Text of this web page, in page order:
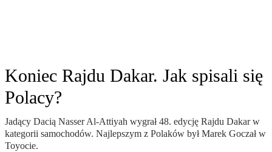
Koniec Rajdu Dakar. Jak spisali się
Polacy?
Jadący Dacią Nasser Al-Attiyah wygrał 48. edycję Rajdu Dakar w
kategorii samochodów. Najlepszym z Polaków był Marek Goczał w
Toyocie.